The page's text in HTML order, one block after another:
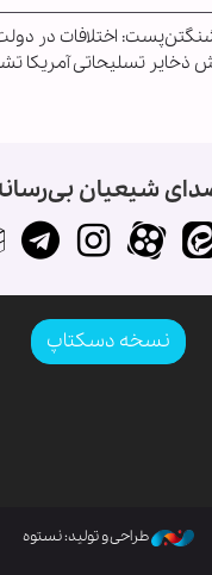
اختلافات در
ذخایر تسلیحاتی آمریکا
شیعیان
نسخه دسکتاپ
طراحی و تولید: نستوه